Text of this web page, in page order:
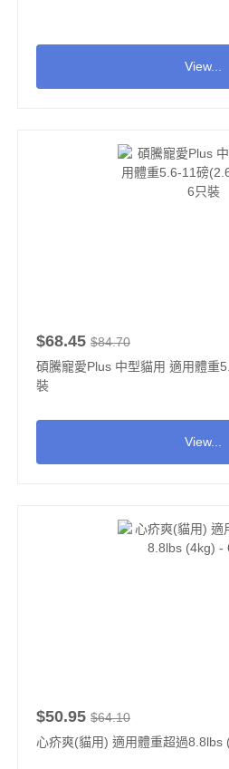
View...
$68.45 $84.70
碩騰寵愛Plus 中型貓用 適用體重
裝
View...
$50.95 $64.10
心疥爽(貓用) 適用體重超過8.8lbs